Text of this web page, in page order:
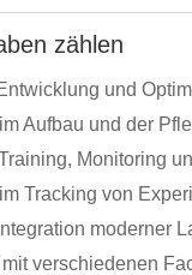
zählen
und
Aufbau und der
Monitoring
Tracking von
moderner
verschiedenen